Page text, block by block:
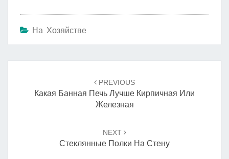
На Хозяйстве
записям
PREVIOUS
Какая Банная Печь Лучше Кирпичная Или
Железная
NEXT
Стеклянные Полки На Стену